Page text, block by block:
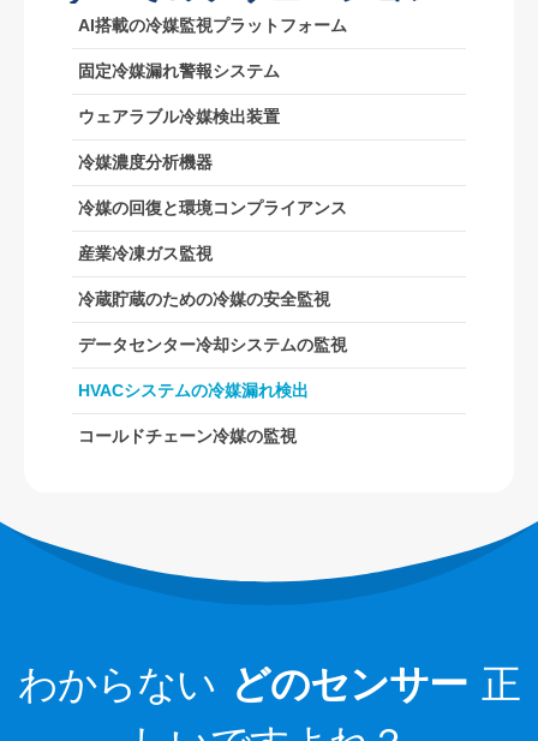
AI搭載の冷媒監視プラットフォーム
固定冷媒漏れ警報システム
ウェアラブル冷媒検出装置
冷媒濃度分析機器
冷媒の回復と環境コンプライアンス
産業冷凍ガス監視
冷蔵貯蔵のための冷媒の安全監視
データセンター冷却システムの監視
HVACシステムの冷媒漏れ検出
コールドチェーン冷媒の監視
わからない どのセンサー 正
wechat
ホット製品
R454Bセンサー
R32センサー
R454Bセンサー
私たちの解決策
HVACシステムの冷媒漏れ検出
産業冷凍ガス監視
詳細をご覧ください